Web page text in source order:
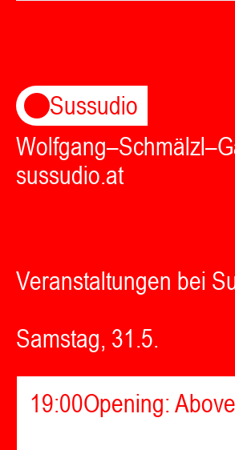
Sussudio
sussudio.at
Veranstaltungen bei
Samstag, 31.5.
19:00Opening: